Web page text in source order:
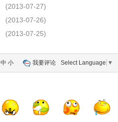
(2013-07-27)
(2013-07-26)
(2013-07-25)
中 小 我要评论 Select Language ▼